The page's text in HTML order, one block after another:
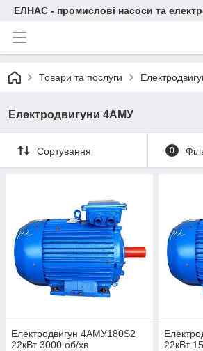
ЕЛНАС - промислові насоси та
Товари та послуги
Електродвигуни 4АМУ
Сортування 0
Електродвигун 4АМУ180Ѕ2
22кВт 3000 об/хв
22кВт